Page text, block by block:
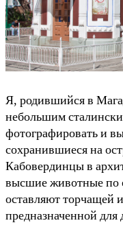
Я, родившийся в
небольшим
фотографировать и
сохранившиеся на
Кабовердинцы в
высшие животные по
оставляют торчащей
предназначенной